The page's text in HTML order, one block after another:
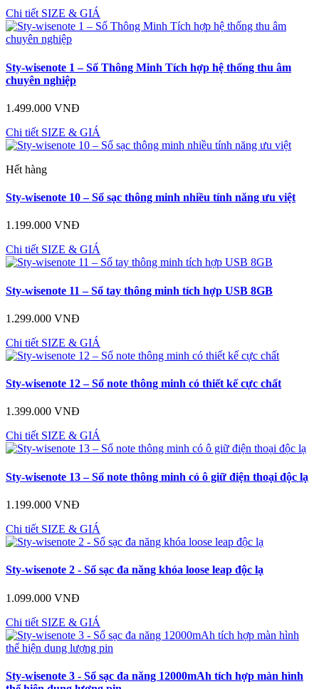
Chi tiết SIZE & GIÁ
Sty-wisenote 1 – Sổ Thông Minh Tích hợp hệ thống thu âm
chuyên nghiệp
1.499.000 VNĐ
Chi tiết SIZE & GIÁ
Hết hàng
Sty-wisenote 10 – Sổ sạc thông minh nhiều tính năng ưu việt
1.199.000 VNĐ
Chi tiết SIZE & GIÁ
Sty-wisenote 11 – Sổ tay thông minh tích hợp USB 8GB
1.299.000 VNĐ
Chi tiết SIZE & GIÁ
Sty-wisenote 12 – Sổ note thông minh có thiết kế cực chất
1.399.000 VNĐ
Chi tiết SIZE & GIÁ
Sty-wisenote 13 – Sổ note thông minh có ô giữ điện thoại độc lạ
1.199.000 VNĐ
Chi tiết SIZE & GIÁ
Sty-wisenote 2 - Sổ sạc đa năng khóa loose leap độc lạ
1.099.000 VNĐ
Chi tiết SIZE & GIÁ
Sty-wisenote 3 - Sổ sạc đa năng 12000mAh tích hợp màn hình